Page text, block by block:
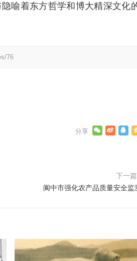
喻着东方哲学和博大精深文化
76
下一
阆中市强化农产品质量安全监